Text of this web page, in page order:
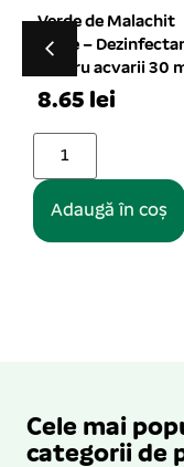
Ventuza simpla
transparent cu
25 mm 10/set
10 buc. per set
1.72 lei
Adaugă în coș
Cele mai
categorii de